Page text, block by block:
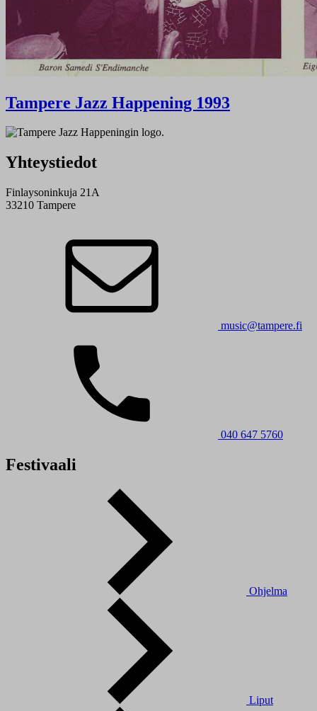
Tampere Jazz Happening 1993
Yhteystiedot
Finlaysoninkuja 21A
33210 Tampere
music@tampere.fi
040 647 5760
Festivaali
Ohjelma
Liput